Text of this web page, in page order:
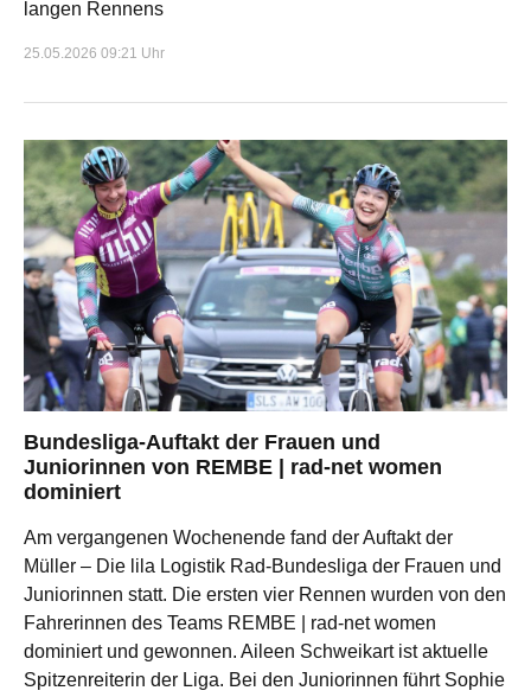
langen Rennens
25.05.2026 09:21 Uhr
Bundesliga-Auftakt der Frauen und
Juniorinnen von REMBE | rad-net women
dominiert
Am vergangenen Wochenende fand der Auftakt der
Müller – Die lila Logistik Rad-Bundesliga der Frauen und
Juniorinnen statt. Die ersten vier Rennen wurden von den
Fahrerinnen des Teams REMBE | rad-net women
dominiert und gewonnen. Aileen Schweikart ist aktuelle
Spitzenreiterin der Liga. Bei den Juniorinnen führt Sophie